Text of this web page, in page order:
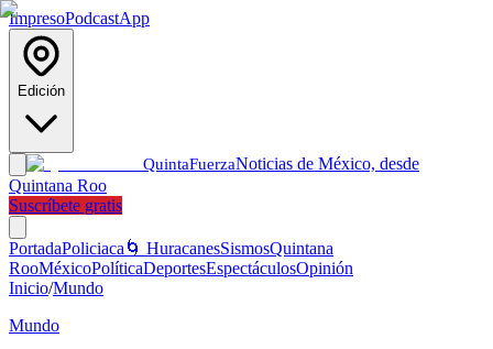
ImpresoPodcastApp
Edición
QuintaFuerzaNoticias de México, desde
Quintana Roo
Suscríbete gratis
PortadaPoliciaca 🌀 HuracanesSismosQuintana
RooMéxicoPolíticaDeportesEspectáculosOpinión
Inicio/Mundo
Mundo